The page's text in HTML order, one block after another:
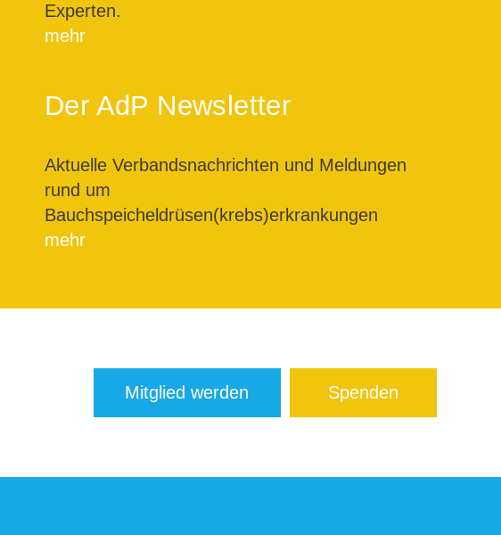
Experten.
mehr
Der AdP Newsletter
Aktuelle Verbandsnachrichten und Meldungen
rund um
Bauchspeicheldrüsen(krebs)erkrankungen
mehr
Mitglied werden Spenden